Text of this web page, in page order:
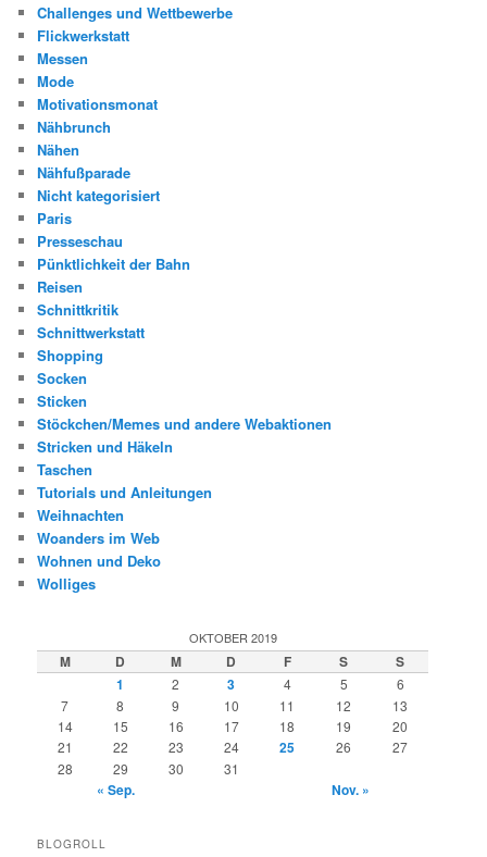
Challenges und Wettbewerbe
Flickwerkstatt
Messen
Mode
Motivationsmonat
Nähbrunch
Nähen
Nähfußparade
Nicht kategorisiert
Paris
Presseschau
Pünktlichkeit der Bahn
Reisen
Schnittkritik
Schnittwerkstatt
Shopping
Socken
Sticken
Stöckchen/Memes und andere Webaktionen
Stricken und Häkeln
Taschen
Tutorials und Anleitungen
Weihnachten
Woanders im Web
Wohnen und Deko
Wolliges
OKTOBER 2019
M D M D F S
S
1
2 3 4 5
6
7
8 9 10 11 12
13
14
15 16 17 18 19
20
21
22 23 24 25 26
27
28
29 30 31
« Sep. Nov. »
BLOGROLL